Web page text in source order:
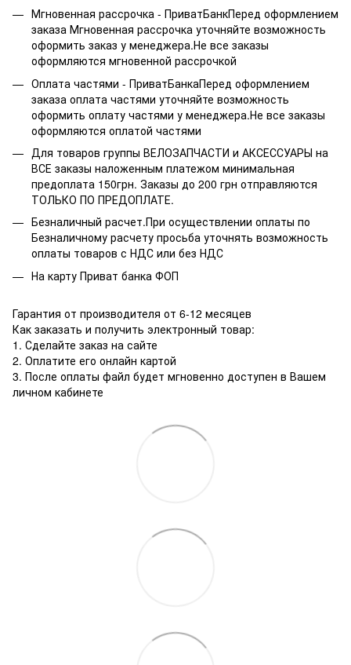
Мгновенная рассрочка - ПриватБанкПеред оформлением
заказа Мгновенная рассрочка уточняйте возможность
оформить заказ у менеджера.Не все заказы
оформляются мгновенной рассрочкой
Оплата частями - ПриватБанкаПеред оформлением
заказа оплата частями уточняйте возможность
оформить оплату частями у менеджера.Не все заказы
оформляются оплатой частями
Для товаров группы ВЕЛОЗАПЧАСТИ и АКСЕССУАРЫ на
ВСЕ заказы наложенным платежом минимальная
предоплата 150грн. Заказы до 200 грн отправляются
ТОЛЬКО ПО ПРЕДОПЛАТЕ.
Безналичный расчет.При осуществлении оплаты по
Безналичному расчету просьба уточнять возможность
оплаты товаров с НДС или без НДС
На карту Приват банка ФОП
Гарантия от производителя от 6-12 месяцев
Как заказать и получить электронный товар:
1. Сделайте заказ на сайте
2. Оплатите его онлайн картой
3. После оплаты файл будет мгновенно доступен в Вашем
личном кабинете